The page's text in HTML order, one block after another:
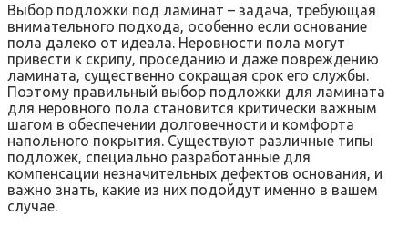
Выбор подложки под ламинат – задача‚ требующая
внимательного подхода‚ особенно если основание
пола далеко от идеала. Неровности пола могут
привести к скрипу‚ проседанию и даже повреждению
ламината‚ существенно сокращая срок его службы.
Поэтому правильный выбор подложки для ламината
для неровного пола становится критически важным
шагом в обеспечении долговечности и комфорта
напольного покрытия. Существуют различные типы
подложек‚ специально разработанные для
компенсации незначительных дефектов основания‚ и
важно знать‚ какие из них подойдут именно в вашем
случае.